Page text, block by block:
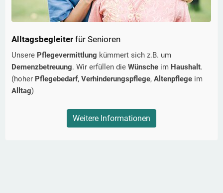
Alltagsbegleiter für Senioren
Unsere Pflegevermittlung kümmert sich z.B. um
Demenzbetreuung. Wir erfüllen die Wünsche im Haushalt.
(hoher Pflegebedarf, Verhinderungspflege, Altenpflege im
Alltag)
Weitere Informationen